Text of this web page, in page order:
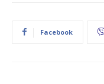
Facebook